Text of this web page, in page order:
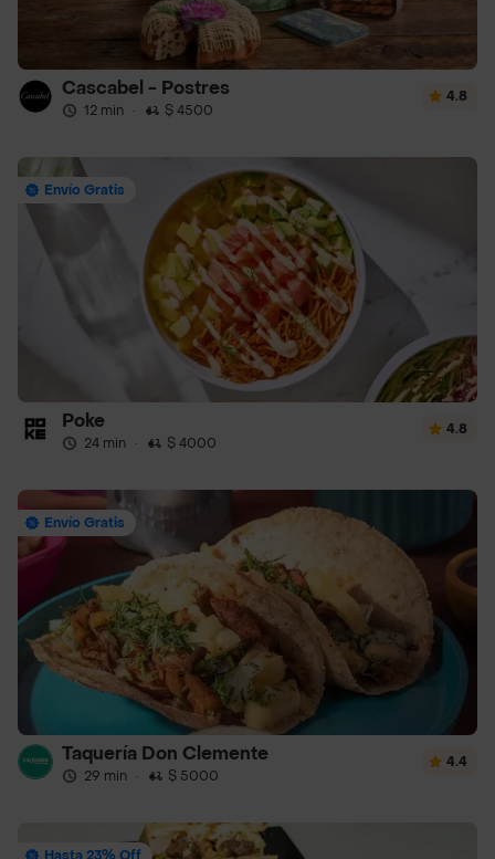
Cascabel - Postres
12 min · $ 4500
4.8
Envío Gratis
Poke
24 min · $ 4000
4.8
Envío Gratis
Taquería Don Clemente
29 min · $ 5000
4.4